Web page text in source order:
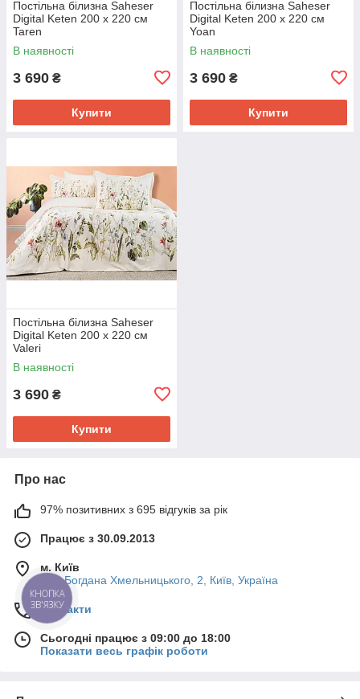
Постільна білизна Saheser
Digital Keten 200 х 220 см
Taren
В наявності
3 690 ₴
Купити
Постільна білизна Saheser
Digital Keten 200 х 220 см
Yoan
В наявності
3 690 ₴
Купити
Постільна білизна Saheser
Digital Keten 200 х 220 см
Valeri
В наявності
3 690 ₴
Купити
Про нас
97% позитивних з 695 відгуків за рік
Працює з 30.09.2013
м. Київ
вул. Богдана Хмельницького, 2, Київ, Україна
Контакти
Сьогодні працює з 09:00 до 18:00
Показати весь графік роботи
КНОПКА
ЗВ'ЯЗКУ